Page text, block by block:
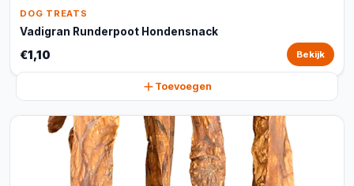
DOG TREATS
Vadigran Runderpoot Hondensnack
€1,10 Bekijk
Toevoegen